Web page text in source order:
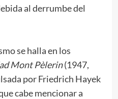
al derrumbe del
se halla en los
Mont Pèlerin(1947,
por Friedrich Hayek
cabe mencionar a